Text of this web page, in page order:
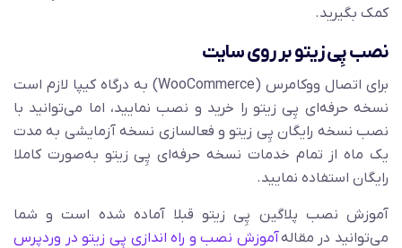
کمک بگیرید.
نصب پِی زیتو بر روی سایت
برای اتصال ووکامرس (WooCommerce) به درگاه کیپا لازم است
نسخه حرفه‌ای پِی زیتو را خرید و نصب نمایید، اما می‌توانید با
نصب نسخه رایگان پِی زیتو و فعالسازی نسخه آزمایشی به مدت
یک ماه از تمام خدمات نسخه حرفه‌ای پِی زیتو به‌صورت کاملا
رایگان استفاده نمایید.
آموزش نصب پلاگین پِی زیتو قبلا آماده شده است و شما
می‌توانید در مقالهآموزش نصب و راه اندازی پِی زیتو در وردپرس